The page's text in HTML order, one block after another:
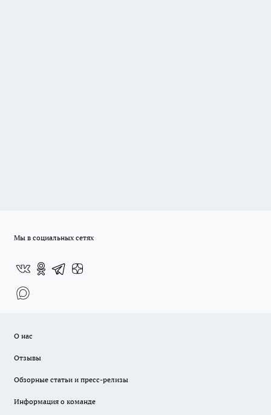
Мы в социальных сетях
О нас
Отзывы
Обзорные статьи и пресс-релизы
Информация о команде